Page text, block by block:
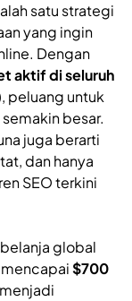
satu strategi
yang ingin
Dengan
aktif di seluruh
peluang untuk
besar.
juga berarti
dan hanya
SEO terkini
global
$700